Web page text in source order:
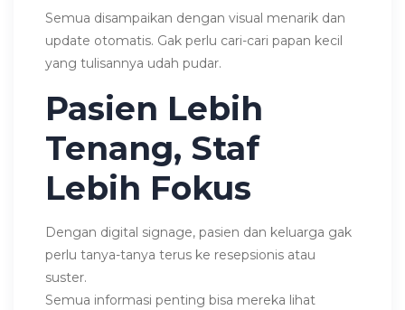
Semua disampaikan dengan visual menarik dan
update otomatis. Gak perlu cari-cari papan kecil
yang tulisannya udah pudar.
Pasien Lebih
Tenang, Staf
Lebih Fokus
Dengan digital signage, pasien dan keluarga gak
perlu tanya-tanya terus ke resepsionis atau
suster.
Semua informasi penting bisa mereka lihat